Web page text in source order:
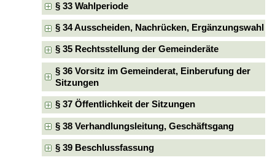
§ 33 Wahlperiode
§ 34 Ausscheiden, Nachrücken, Ergänzungswahl
§ 35 Rechtsstellung der Gemeinderäte
§ 36 Vorsitz im Gemeinderat, Einberufung der
Sitzungen
§ 37 Öffentlichkeit der Sitzungen
§ 38 Verhandlungsleitung, Geschäftsgang
§ 39 Beschlussfassung